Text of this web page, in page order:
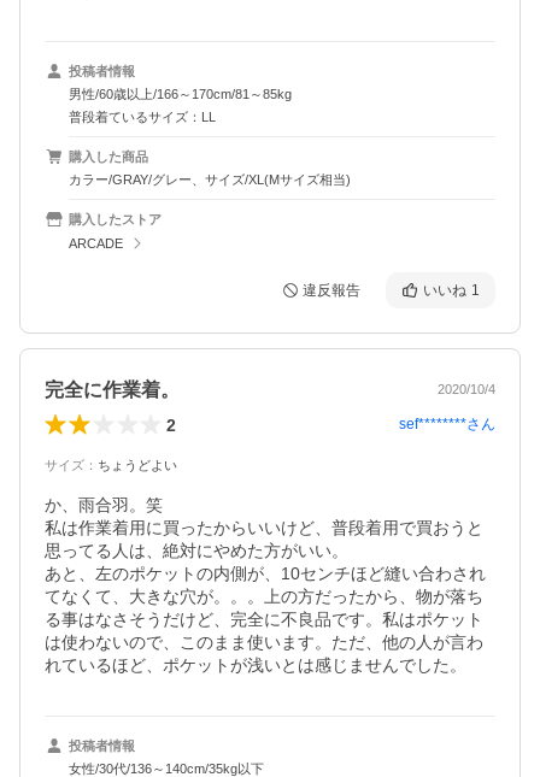
投稿者情報
男性/60歳以上/166～170cm/81～85kg
普段着ているサイズ：LL
購入した商品
カラー/GRAY/グレー、サイズ/XL(Mサイズ相当)
購入したストア
ARCADE
違反報告 いいね 1
完全に作業着。 2020/10/4
2 sef********さん
サイズ ： ちょうどよい
か、雨合羽。笑
私は作業着用に買ったからいいけど、普段着用で買おうと
思ってる人は、絶対にやめた方がいい。
あと、左のポケットの内側が、10センチほど縫い合わされ
てなくて、大きな穴が。。。上の方だったから、物が落ち
る事はなさそうだけど、完全に不良品です。私はポケット
は使わないので、このまま使います。ただ、他の人が言わ
れているほど、ポケットが浅いとは感じませんでした。
投稿者情報
女性/30代/136～140cm/35kg以下